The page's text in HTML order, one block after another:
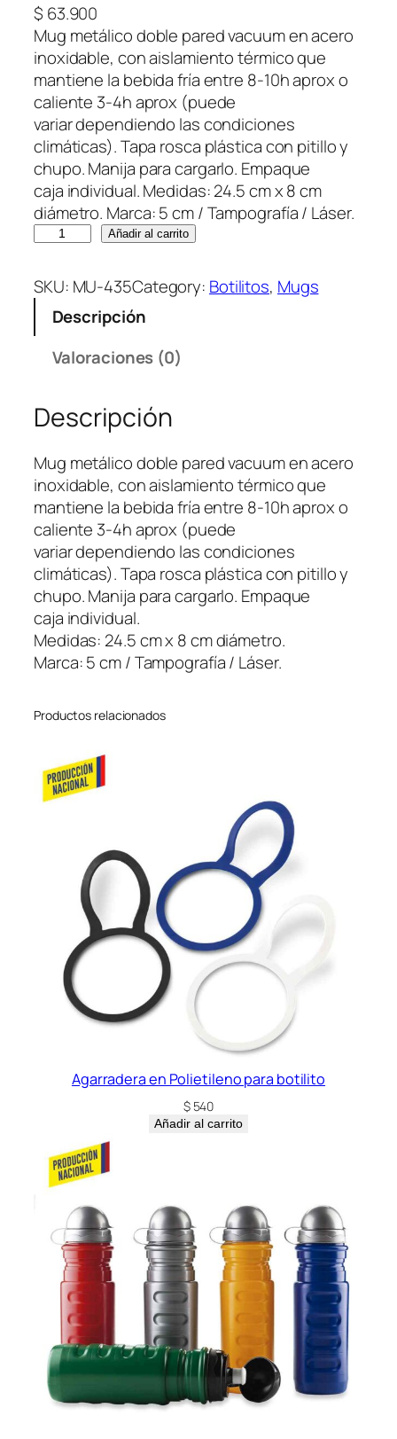
$ 63.900
Mug metálico doble pared vacuum en acero
inoxidable, con aislamiento térmico que
mantiene la bebida fría entre 8-10h aprox o
caliente 3-4h aprox (puede
variar dependiendo las condiciones
climáticas). Tapa rosca plástica con pitillo y
chupo. Manija para cargarlo. Empaque
caja individual. Medidas: 24.5 cm x 8 cm
diámetro. Marca: 5 cm / Tampografía / Láser.
g
M
i
c
o
J
u
g
g
y
8
8
0
m
a
Añadir al carrito
SKU: MU-435Category: Botilitos, Mugs
Descripción
Valoraciones (0)
Descripción
Mug metálico doble pared vacuum en acero
inoxidable, con aislamiento térmico que
mantiene la bebida fría entre 8-10h aprox o
caliente 3-4h aprox (puede
variar dependiendo las condiciones
climáticas). Tapa rosca plástica con pitillo y
chupo. Manija para cargarlo. Empaque
caja individual.
Medidas: 24.5 cm x 8 cm diámetro.
Marca: 5 cm / Tampografía / Láser.
Productos relacionados
Agarradera en Polietileno para botilito
$540
Añadir al carrito